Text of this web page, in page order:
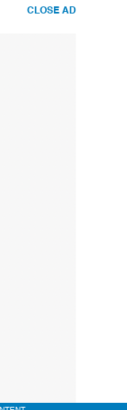
CLOSE AD